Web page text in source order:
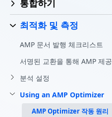
통합하기
최적화 및 측정
AMP 문서 발행 체크리스트
서명된 교환을 통해 AMP 제공
분석 설정
Using an AMP Optimizer
AMP Optimizer 작동 원리